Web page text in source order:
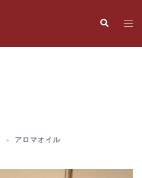
検
索
ト
アロマオイル